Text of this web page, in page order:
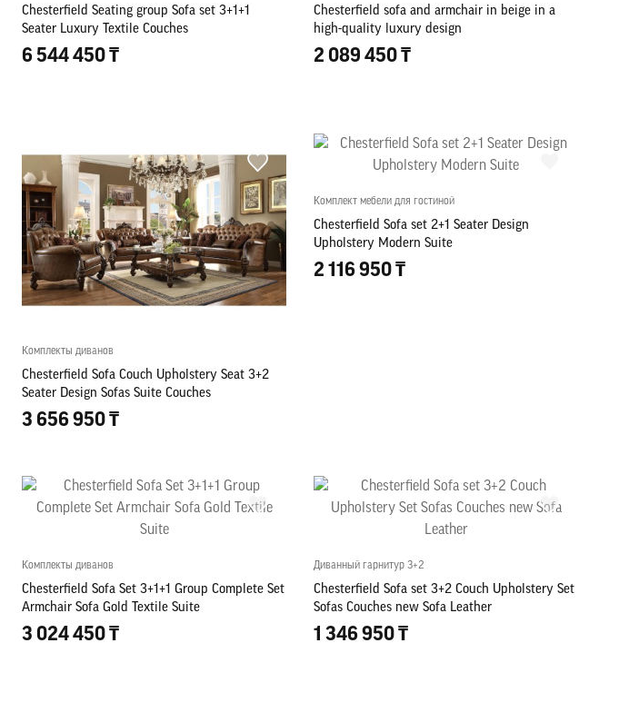
Chesterfield Seating group Sofa set 3+1+1
Seater Luxury Textile Couches
6 544 450 ₸
Chesterfield sofa and armchair in beige in a
high-quality luxury design
2 089 450 ₸
Комплекты диванов
Chesterfield Sofa Couch Upholstery Seat 3+2
Seater Design Sofas Suite Couches
3 656 950 ₸
Комплект мебели для гостиной
Chesterfield Sofa set 2+1 Seater Design
Upholstery Modern Suite
2 116 950 ₸
Комплекты диванов
Chesterfield Sofa Set 3+1+1 Group Complete Set
Armchair Sofa Gold Textile Suite
3 024 450 ₸
Диванный гарнитур 3+2
Chesterfield Sofa set 3+2 Couch Upholstery Set
Sofas Couches new Sofa Leather
1 346 950 ₸